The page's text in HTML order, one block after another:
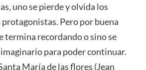
uno se pierde y olvida los
protagonistas. Pero por buena
termina recordando o sino se
para poder continuar.
María de las flores (Jean